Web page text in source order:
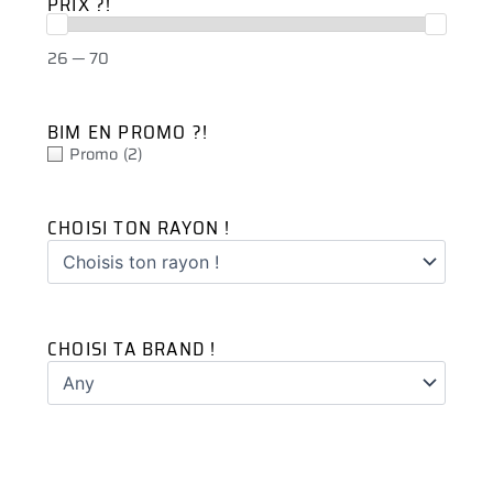
26 — 70
BIM EN PROMO ?!
Promo (2)
CHOISI TON RAYON !
CHOISI TA BRAND !